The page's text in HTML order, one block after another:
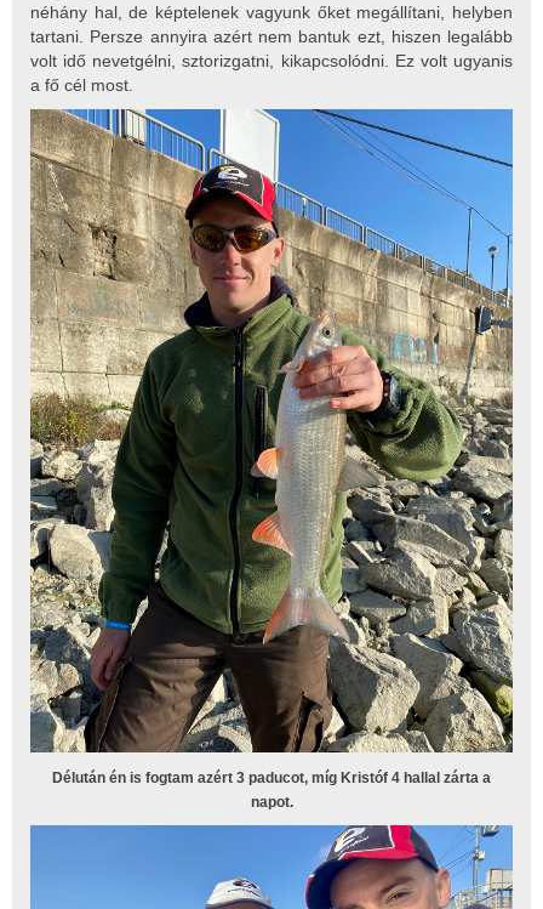
néhány hal, de képtelenek vagyunk őket megállítani, helyben
tartani. Persze annyira azért nem bantuk ezt, hiszen legalább
volt idő nevetgélni, sztorizgatni, kikapcsolódni. Ez volt ugyanis
a fő cél most.
Délután én is fogtam azért 3 paducot, míg Kristóf 4 hallal zárta a
napot.